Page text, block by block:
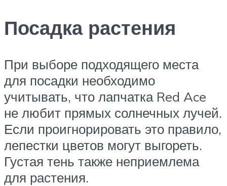
Посадка растения
При выборе подходящего места
для посадки необходимо
учитывать, что лапчатка Red Ace
не любит прямых солнечных лучей.
Если проигнорировать это правило,
лепестки цветов могут выгореть.
Густая тень также неприемлема
для растения.